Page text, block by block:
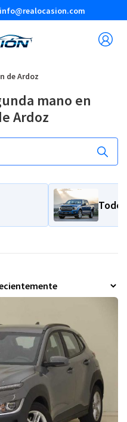
info@realocasion.com
de Ardoz
mano en
Ardoz